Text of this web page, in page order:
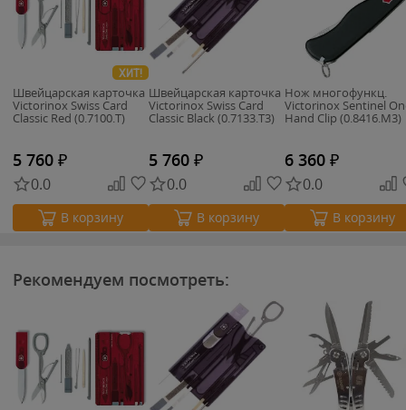
ХИТ!
Швейцарская карточка
Victorinox Swiss Card
Classic Red (0.7100.T)
5 760 ₽
0.0
В корзину
Швейцарская карточка
Victorinox Swiss Card
Classic Black (0.7133.T3)
5 760 ₽
0.0
В корзину
Нож многофункц.
Victorinox Sentinel
Hand Clip (0.8416.M3)
6 360 ₽
0.0
В корзину
Рекомендуем посмотреть: